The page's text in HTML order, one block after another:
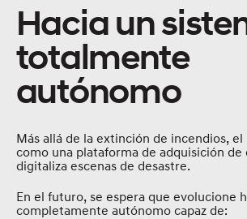
Hacia un
totalmente
autónomo
Más allá de la extinción de incendios,
como una plataforma de adquisición de
digitaliza escenas de desastre.
En el futuro, se espera que evolucione
completamente autónomo capaz de: